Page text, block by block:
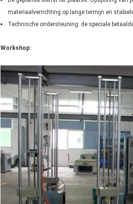
materiaalverrichting op lange termijn en
Technische ondersteuning: de speciale
Workshop: